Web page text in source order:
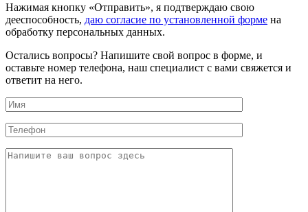
Нажимая кнопку «Отправить», я подтверждаю свою
дееспособность, даю согласие по установленной форме на
обработку персональных данных.
Остались вопросы? Напишите свой вопрос в форме, и
оставьте номер телефона, наш специалист с вами свяжется и
ответит на него.